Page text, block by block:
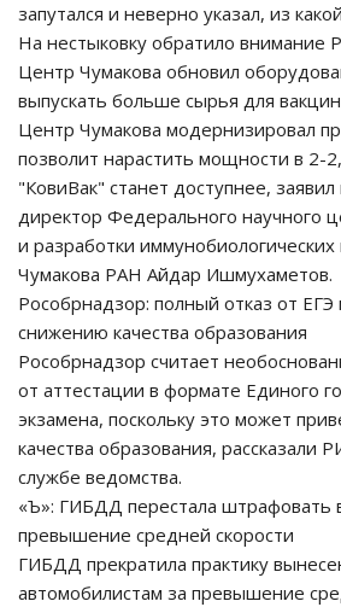
запутался и неверно указал, из
На нестыковку обратило внимание
Центр Чумакова обновил
выпускать больше сырья для
Центр Чумакова модернизировал
позволит нарастить мощности в 2-
"КовиВак" станет доступнее,
директор Федерального научного
и разработки
Чумакова РАН Айдар Ишмухаметов.
Рособрнадзор: полный отказ от
снижению качества образования
Рособрнадзор считает
от аттестации в формате Единого
экзамена, поскольку это может
качества образования, рассказали
службе ведомства.
«Ъ»: ГИБДД перестала штрафовать
превышение средней скорости
ГИБДД прекратила практику
автомобилистам за превышение